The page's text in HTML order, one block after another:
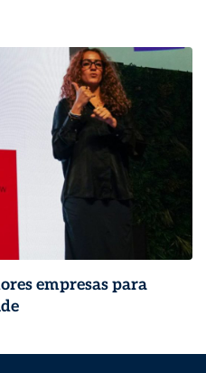
empresas para